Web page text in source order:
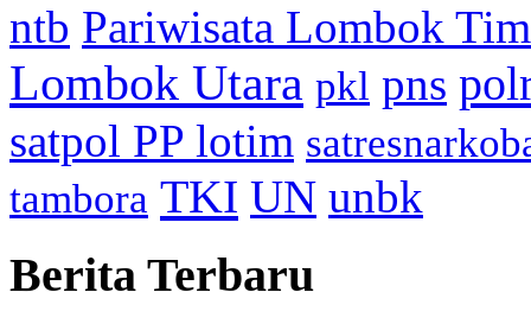
ntb Pariwisata Lombok
Lombok Utara pkl pns
satpol PP lotim
tambora TKI UN unbk
Berita Terbaru